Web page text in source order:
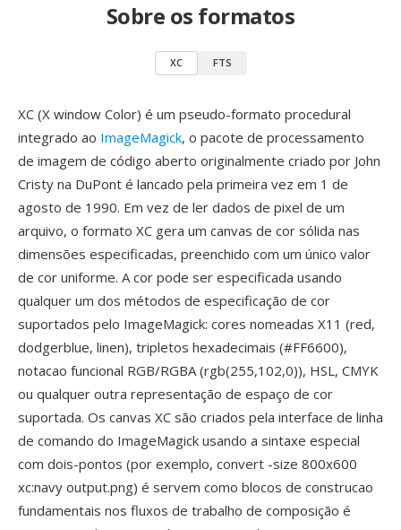
Sobre os formatos
XC FTS
XC (X window Color) é um pseudo-formato procedural
integrado ao ImageMagick, o pacote de processamento
de imagem de código aberto originalmente criado por John
Cristy na DuPont é lancado pela primeira vez em 1 de
agosto de 1990. Em vez de ler dados de pixel de um
arquivo, o formato XC gera um canvas de cor sólida nas
dimensões especificadas, preenchido com um único valor
de cor uniforme. A cor pode ser especificada usando
qualquer um dos métodos de especificação de cor
suportados pelo ImageMagick: cores nomeadas X11 (red,
dodgerblue, linen), tripletos hexadecimais (#FF6600),
notacao funcional RGB/RGBA (rgb(255,102,0)), HSL, CMYK
ou qualquer outra representação de espaço de cor
suportada. Os canvas XC são criados pela interface de linha
de comando do ImageMagick usando a sintaxe especial
com dois-pontos (por exemplo, convert -size 800x600
xc:navy output.png) é servem como blocos de construcao
fundamentais nos fluxos de trabalho de composição é